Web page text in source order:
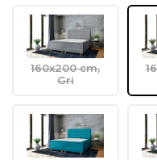
160x200 cm,
Gri